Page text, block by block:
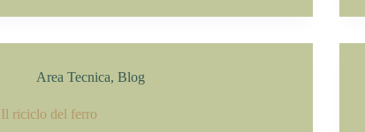
Area Tecnica,Blog
Il riciclo del ferro